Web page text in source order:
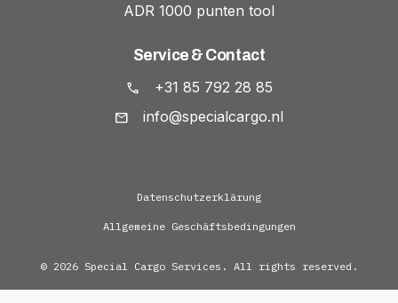
ADR 1000 punten tool
Service & Contact
+31 85 792 28 85
info@specialcargo.nl
Datenschutzerklärung
Allgemeine Geschäftsbedingungen
© 2026 Special Cargo Services. All rights reserved.